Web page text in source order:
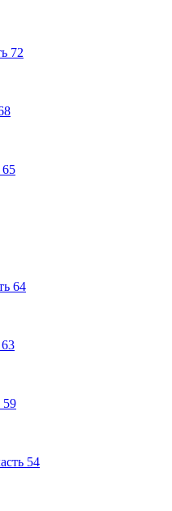
72
65
64
63
59
54